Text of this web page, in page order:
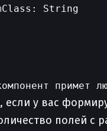
String
если у вас
полей с